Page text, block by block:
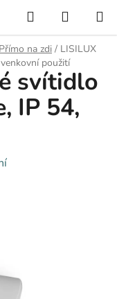
Hledat
KOŠÍK
Přímo na zdi / LISILUX
použití
svítidlo
IP 54,